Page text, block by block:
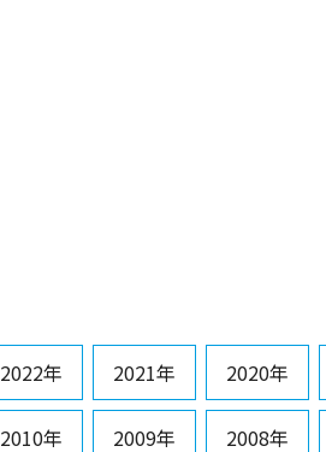
2022年 2021年 2020年
2010年 2009年 2008年